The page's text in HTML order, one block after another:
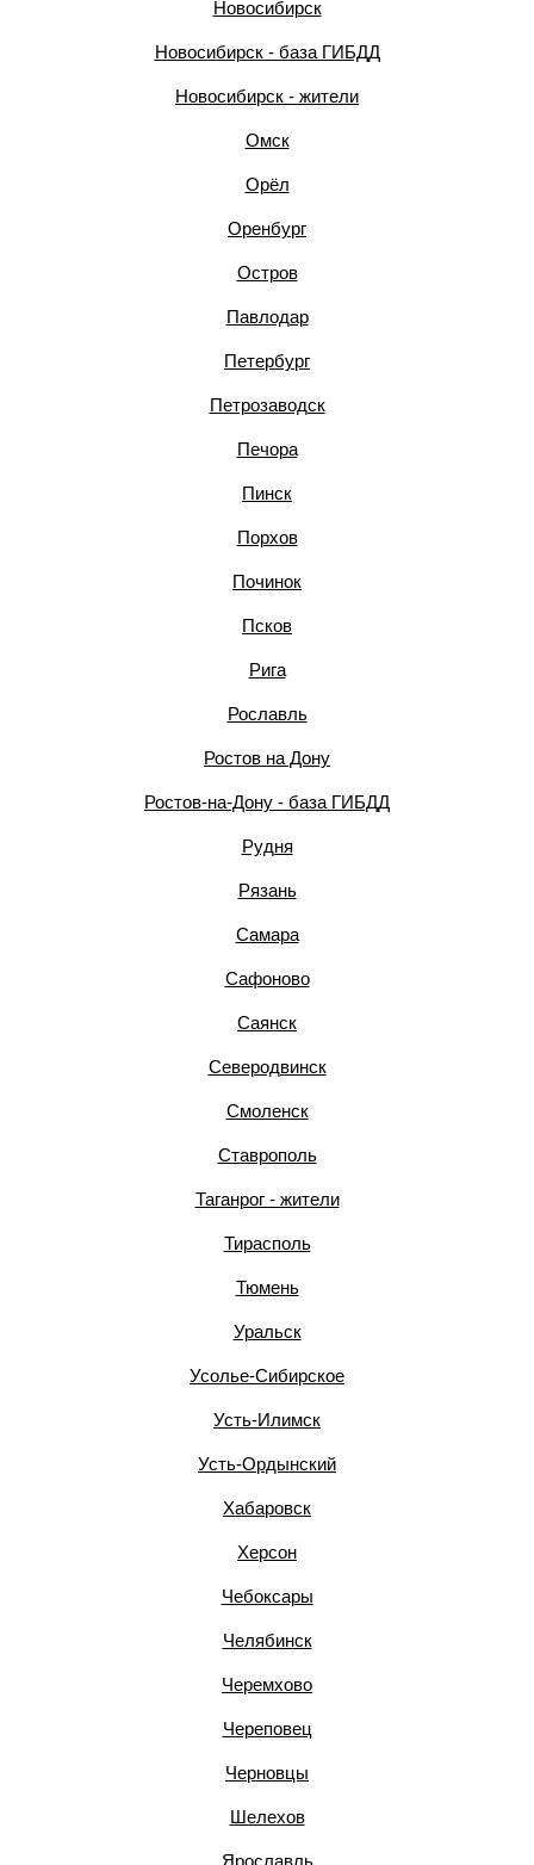
Новосибирск
Новосибирск - база ГИБДД
Новосибирск - жители
Омск
Орёл
Оренбург
Остров
Павлодар
Петербург
Петрозаводск
Печора
Пинск
Порхов
Починок
Псков
Рига
Рославль
Ростов на Дону
Ростов-на-Дону - база ГИБДД
Рудня
Рязань
Самара
Сафоново
Саянск
Северодвинск
Смоленск
Ставрополь
Таганрог - жители
Тирасполь
Тюмень
Уральск
Усолье-Сибирское
Усть-Илимск
Усть-Ордынский
Хабаровск
Херсон
Чебоксары
Челябинск
Черемхово
Череповец
Черновцы
Шелехов
Ярославль